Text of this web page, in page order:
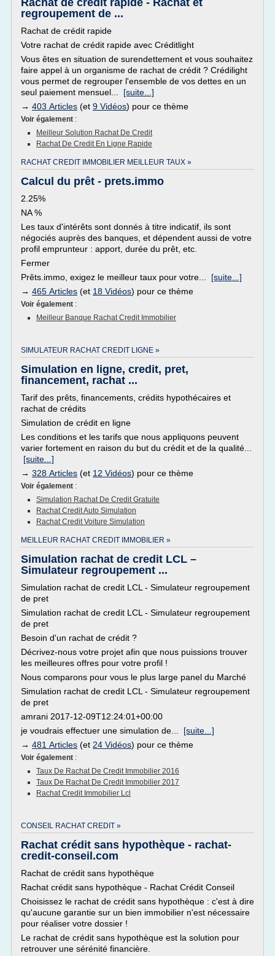
Rachat de crédit rapide - Rachat et
regroupement de ...
Rachat de crédit rapide
Votre rachat de crédit rapide avec Créditlight
Vous êtes en situation de surendettement et vous souhaitez
faire appel à un organisme de rachat de crédit ? Crédilight
vous permet de regrouper l'ensemble de vos dettes en un
seul paiement mensuel... [suite...]
→ 403 Articles (et 9 Vidéos) pour ce thème
Voir également :
Meilleur Solution Rachat De Credit
Rachat De Credit En Ligne Rapide
RACHAT CREDIT IMMOBILIER MEILLEUR TAUX »
Calcul du prêt - prets.immo
2.25%
NA %
Les taux d'intérêts sont donnés à titre indicatif, ils sont
négociés auprès des banques, et dépendent aussi de votre
profil emprunteur : apport, durée du prêt, etc.
Fermer
Prêts.immo, exigez le meilleur taux pour votre... [suite...]
→ 465 Articles (et 18 Vidéos) pour ce thème
Voir également :
Meilleur Banque Rachat Credit Immobilier
SIMULATEUR RACHAT CREDIT LIGNE »
Simulation en ligne, credit, pret,
financement, rachat ...
Tarif des prêts, financements, crédits hypothécaires et
rachat de crédits
Simulation de crédit en ligne
Les conditions et les tarifs que nous appliquons peuvent
varier fortement en raison du but du crédit et de la qualité...
[suite...]
→ 328 Articles (et 12 Vidéos) pour ce thème
Voir également :
Simulation Rachat De Credit Gratuite
Rachat Credit Auto Simulation
Rachat Credit Voiture Simulation
MEILLEUR RACHAT CREDIT IMMOBILIER »
Simulation rachat de credit LCL –
Simulateur regroupement ...
Simulation rachat de credit LCL - Simulateur regroupement
de pret
Simulation rachat de credit LCL - Simulateur regroupement
de pret
Besoin d'un rachat de crédit ?
Décrivez-nous votre projet afin que nous puissions trouver
les meilleures offres pour votre profil !
Nous comparons pour vous le plus large panel du Marché
Simulation rachat de credit LCL - Simulateur regroupement
de pret
amrani 2017-12-09T12:24:01+00:00
je voudrais effectuer une simulation de... [suite...]
→ 481 Articles (et 24 Vidéos) pour ce thème
Voir également :
Taux De Rachat De Credit Immobilier 2016
Taux De Rachat De Credit Immobilier 2017
Rachat Credit Immobilier Lcl
CONSEIL RACHAT CREDIT »
Rachat crédit sans hypothèque - rachat-
credit-conseil.com
Rachat de crédit sans hypothèque
Rachat crédit sans hypothèque - Rachat Crédit Conseil
Choisissez le rachat de crédit sans hypothèque : c'est à dire
qu'aucune garantie sur un bien immobilier n'est nécessaire
pour réaliser votre dossier !
Le rachat de crédit sans hypothèque est la solution pour
retrouver une sérénité financière.